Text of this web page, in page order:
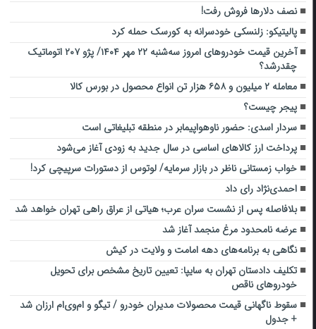
نصف دلارها فروش رفت!
پالیتیکو: زلنسکی خودسرانه به کورسک حمله کرد
آخرین قیمت خودروهای امروز سه‌شنبه ۲۲ مهر ۱۴۰۴/ پژو ۲۰۷ اتوماتیک
چقدرشد؟
معامله ۲ میلیون و ۶۵۸ هزار تن انواع محصول در بورس کالا
پیجر چیست؟
سردار اسدی: حضور ناوهواپیمابر در منطقه تبلیغاتی است
پرداخت ارز کالاهای اساسی در سال جدید به زودی آغاز می‌شود
خواب زمستانی ناظر در بازار سرمایه/ لوتوس از دستورات سرپیچی کرد!
احمدی‌نژاد رای داد
بلافاصله پس از نشست سران عرب؛ هیاتی از عراق راهی تهران خواهد شد
عرضه نامحدود مرغ منجمد آغاز شد
نگاهی به برنامه‌های دهه امامت و ولایت در کیش
تکلیف دادستان تهران به سایپا: تعیین تاریخ مشخص برای تحویل
خودروهای ناقص
سقوط ناگهانی قیمت محصولات مدیران خودرو / تیگو و ام‌وی‌ام ارزان شد
+ جدول